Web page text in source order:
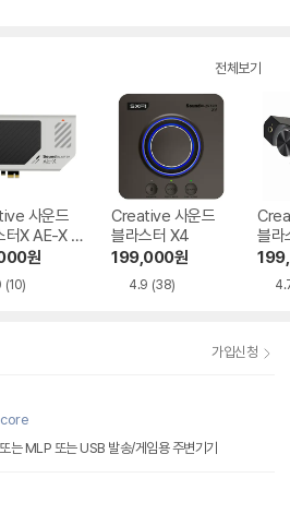
전체보기
사운드
터X AE-X P
원
(10)
Creative 사운드
블라스터 X4
199,000원
4.9 (38)
블라
가입신청
는 MLP 또는 USB 발송/게임용 주변기기